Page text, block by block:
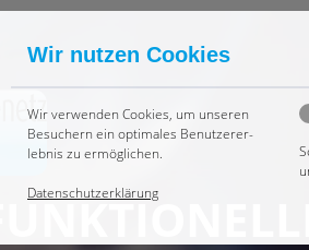
Wir nutzen Cookies
Wir ver­wen­den Coo­kies, um un­se­ren
Be­su­chern ein op­ti­ma­les Be­nut­zer­er­
leb­nis zu er­mög­li­chen.
Datenschutzerklärung